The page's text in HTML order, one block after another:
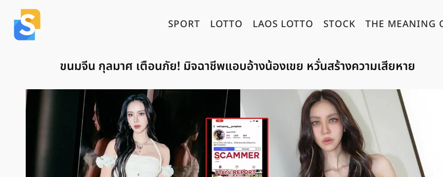
SPORT LOTTO LAOS LOTTO STOCK THE MEANING
ขนมจีน กุลมาศ เตือนภัย! มิจฉาชีพแอบอ้างน้องเขย หวั่นสร้างความเสียหาย